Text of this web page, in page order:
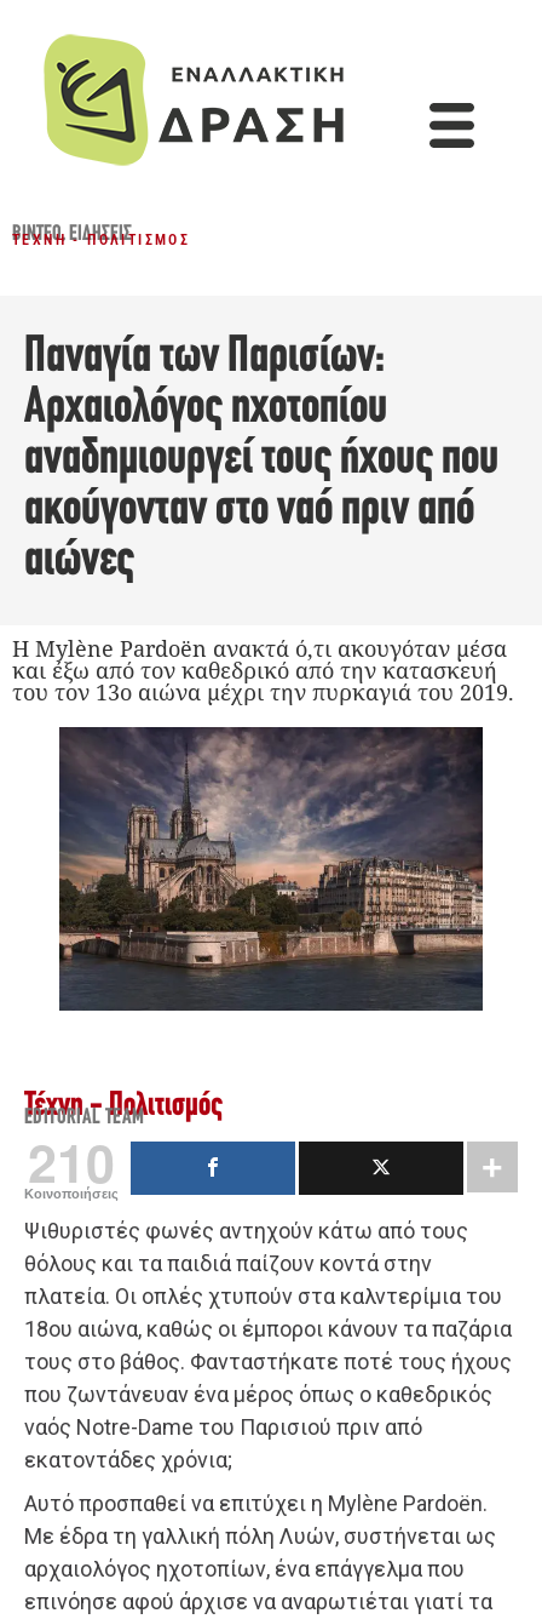
ΒΊΝΤΕΟ,ΕΙΔΉΣΕΙΣ
ΤΈΧΝΗ - ΠΟΛΙΤΙΣΜΌΣ
Παναγία των Παρισίων:
Aρχαιολόγος ηχοτοπίου
αναδημιουργεί τους ήχους που
ακούγονταν στο ναό πριν από
αιώνες
Η Mylène Pardoën ανακτά ό,τι ακουγόταν μέσα
και έξω από τον καθεδρικό από την κατασκευή
του τον 13ο αιώνα μέχρι την πυρκαγιά του 2019.
Τέχνη - Πολιτισμός
EDITORIAL TEAM
210
Κοινοποιήσεις
Ψιθυριστές φωνές αντηχούν κάτω από τους
θόλους και τα παιδιά παίζουν κοντά στην
πλατεία. Οι οπλές χτυπούν στα καλντερίμια του
18ου αιώνα, καθώς οι έμποροι κάνουν τα παζάρια
τους στο βάθος. Φανταστήκατε ποτέ τους ήχους
που ζωντάνευαν ένα μέρος όπως ο καθεδρικός
ναός Notre-Dame του Παρισιού πριν από
εκατοντάδες χρόνια;
Αυτό προσπαθεί να επιτύχει η Mylène Pardoën.
Με έδρα τη γαλλική πόλη Λυών, συστήνεται ως
αρχαιολόγος ηχοτοπίων, ένα επάγγελμα που
επινόησε αφού άρχισε να αναρωτιέται γιατί τα